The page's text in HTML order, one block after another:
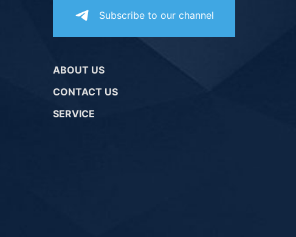
Subscribe to our channel
ABOUT US
CONTACT US
SERVICE